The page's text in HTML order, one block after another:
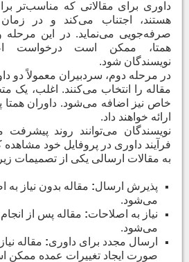
داوری برای مقالاتی که مناسب‌تر
هستند، اجتناب می‌کند و در زمان
صرفه‌جویی می‌نماید. در این
همتا، ممکن است درخواست
نویسندگان شود.
در مرحله دوم، سردبیران معمولاً
مقاله را انتخاب می‌کنند. اغلب، یک
خاص نیز اضافه می‌شود. داوران همتا
ارائه خواهند داد.
نویسندگان می‌توانند روند
فرآیند داوری در پروفایل خود مشاهده
به مقالات ارسالی یکی از تصمیمات
پذیرش ارسال: مقاله بدون نیاز به
می‌شود.
نیاز به اصلاحات: مقاله پس از
می‌شود.
ارسال مجدد برای داوری: مقاله
صورت ایجاد تغییرات عمده ممکن